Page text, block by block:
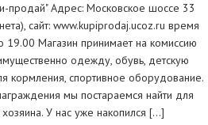
продай" Адрес: Московское шоссе 33
сайт: www.kupiprodaj.ucoz.ru время
19.00 Магазин принимает на комиссию
одежду, обувь, детскую
кормления, спортивное оборудование.
мы постараемся найти для
У нас уже накопился […]